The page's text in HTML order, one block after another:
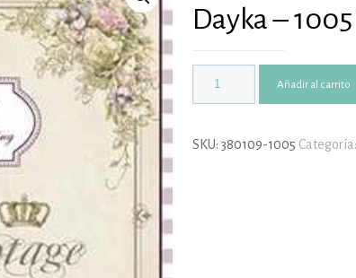
Dayka –
Añadir al carrito
SKU: 380109-1005 Categoría: